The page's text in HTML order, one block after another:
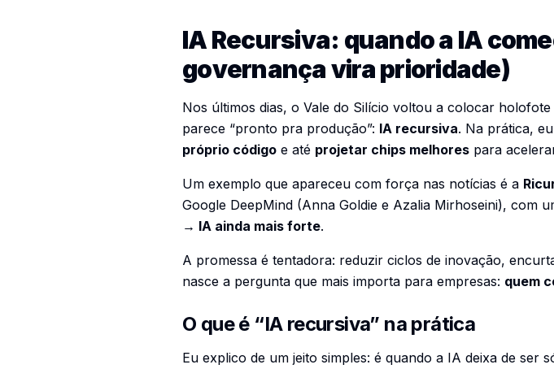
IA Recursiva: quando a IA
governança vira prioridade)
Nos últimos dias, o Vale do Silício voltou a colocar
parece “pronto pra produção”: IA recursiva. Na prática,
próprio código e até projetar chips melhores para
Um exemplo que apareceu com força nas notícias é a
Google DeepMind (Anna Goldie e Azalia Mirhoseini), com
→ IA ainda mais forte.
A promessa é tentadora: reduzir ciclos de inovação,
nasce a pergunta que mais importa para empresas: quem
O que é “IA recursiva” na prática
Eu explico de um jeito simples: é quando a IA deixa de ser